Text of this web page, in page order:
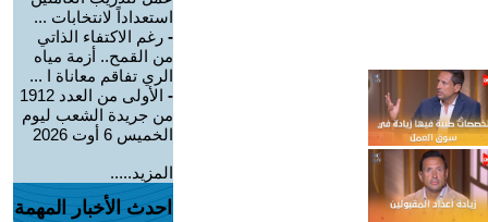
استعداداً لانتخابات ...
- رغم الاكتفاء الذاتي
من القمح.. أزمة مياه
الري تفاقم معاناة ا ...
-
الأولى من العدد 1912
من جريدة الشعب ليوم
الخميس 6 أوت 2026
المزيد.....
احدث الأخبار المهمة